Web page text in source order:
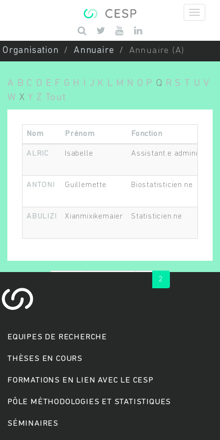
Saisissez vos mots-clés
Organisation Annuaire Annuaire (A)
A B C D E F G H J K L M N O P Q R S T U V
W X Y Z Tout
Nom Prénom Fonction
ALRIC Isabelle Assistant.e
ANTONI Guillemette Biostatisticien.ne
ABULIZI Xianmixikemaier Statisticien.ne
2
EQUIPES DE RECHERCHE
THÈSES EN COURS
FORMATIONS EN LIEN AVEC LE CESP
PÔLE MÉTHODOLOGIES ET STATISTIQUES
SÉMINAIRES